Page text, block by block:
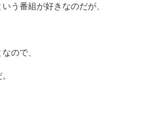
う番組が好きなのだが、
ので、